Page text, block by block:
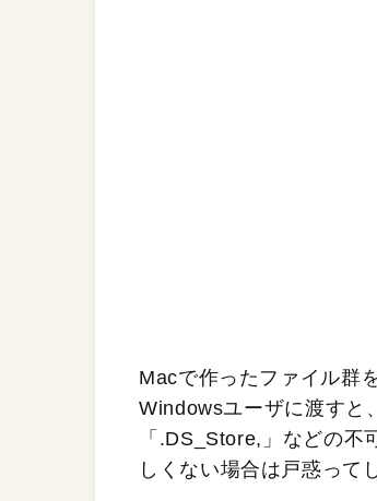
Macで作ったファイル群
Windowsユーザに渡すと
「.DS_Store,」などの
しくない場合は戸惑って